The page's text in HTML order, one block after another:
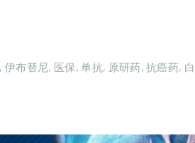
伊布替尼 医保 单抗 原研药 抗癌药